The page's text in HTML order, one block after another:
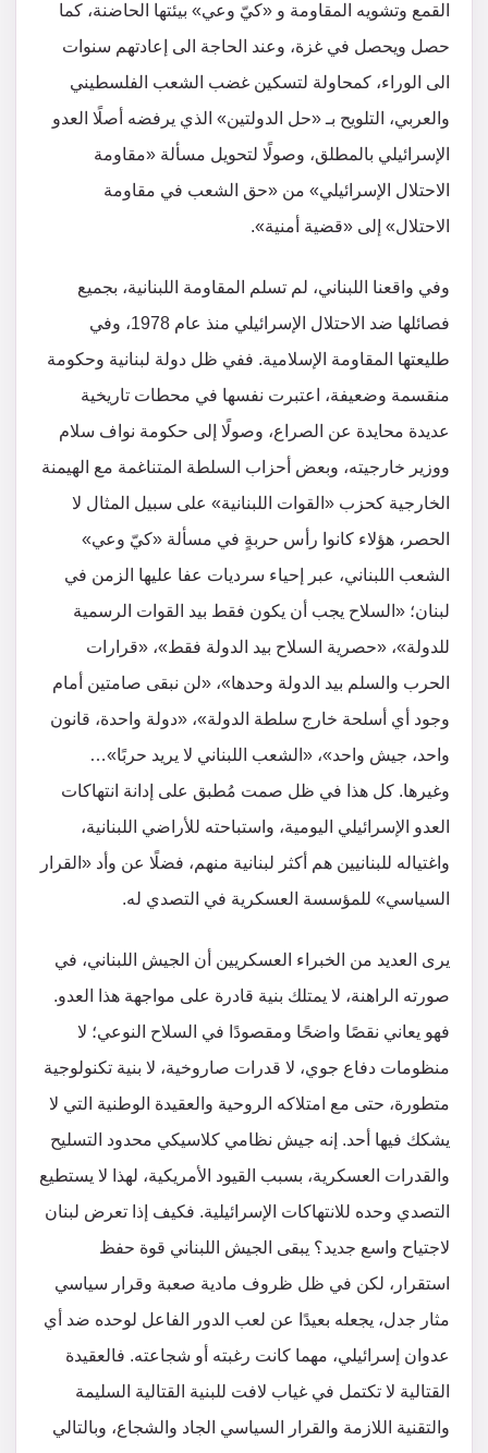
القمع وتشويه المقاومة و «كيّ وعي» بيئتها الحاضنة، كما
حصل ويحصل في غزة، وعند الحاجة الى إعادتهم سنوات
الى الوراء، كمحاولة لتسكين غضب الشعب الفلسطيني
والعربي، التلويح بـ «حل الدولتين» الذي يرفضه أصلًا العدو
الإسرائيلي بالمطلق، وصولًا لتحويل مسألة «مقاومة
الاحتلال الإسرائيلي» من «حق الشعب في مقاومة
الاحتلال» إلى «قضية أمنية».
وفي واقعنا اللبناني، لم تسلم المقاومة اللبنانية، بجميع
فصائلها ضد الاحتلال الإسرائيلي منذ عام 1978، وفي
طليعتها المقاومة الإسلامية. ففي ظل دولة لبنانية وحكومة
منقسمة وضعيفة، اعتبرت نفسها في محطات تاريخية
عديدة محايدة عن الصراع، وصولًا إلى حكومة نواف سلام
ووزير خارجيته، وبعض أحزاب السلطة المتناغمة مع الهيمنة
الخارجية كحزب «القوات اللبنانية» على سبيل المثال لا
الحصر، هؤلاء كانوا رأس حربةٍ في مسألة «كيّ وعي»
الشعب اللبناني، عبر إحياء سرديات عفا عليها الزمن في
لبنان؛ «السلاح يجب أن يكون فقط بيد القوات الرسمية
للدولة»، «حصرية السلاح بيد الدولة فقط»، «قرارات
الحرب والسلم بيد الدولة وحدها»، «لن نبقى صامتين أمام
وجود أي أسلحة خارج سلطة الدولة»، «دولة واحدة، قانون
واحد، جيش واحد»، «الشعب اللبناني لا يريد حربًا»…
وغيرها. كل هذا في ظل صمت مُطبق على إدانة انتهاكات
العدو الإسرائيلي اليومية، واستباحته للأراضي اللبنانية،
واغتياله للبنانيين هم أكثر لبنانية منهم، فضلًا عن وأد «القرار
السياسي» للمؤسسة العسكرية في التصدي له.
يرى العديد من الخبراء العسكريين أن الجيش اللبناني، في
صورته الراهنة، لا يمتلك بنية قادرة على مواجهة هذا العدو.
فهو يعاني نقصًا واضحًا ومقصودًا في السلاح النوعي؛ لا
منظومات دفاع جوي، لا قدرات صاروخية، لا بنية تكنولوجية
متطورة، حتى مع امتلاكه الروحية والعقيدة الوطنية التي لا
يشكك فيها أحد. إنه جيش نظامي كلاسيكي محدود التسليح
والقدرات العسكرية، بسبب القيود الأمريكية، لهذا لا يستطيع
التصدي وحده للانتهاكات الإسرائيلية. فكيف إذا تعرض لبنان
لاجتياح واسع جديد؟ يبقى الجيش اللبناني قوة حفظ
استقرار، لكن في ظل ظروف مادية صعبة وقرار سياسي
مثار جدل، يجعله بعيدًا عن لعب الدور الفاعل لوحده ضد أي
عدوان إسرائيلي، مهما كانت رغبته أو شجاعته. فالعقيدة
القتالية لا تكتمل في غياب لافت للبنية القتالية السليمة
والتقنية اللازمة والقرار السياسي الجاد والشجاع، وبالتالي